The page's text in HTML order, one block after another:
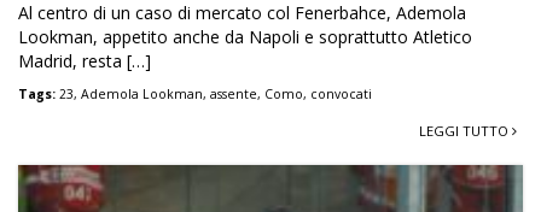
Al centro di un caso di mercato col Fenerbahce, Ademola
Lookman, appetito anche da Napoli e soprattutto Atletico
Madrid, resta […]
Tags: 23, Ademola Lookman, assente, Como, convocati
LEGGI TUTTO